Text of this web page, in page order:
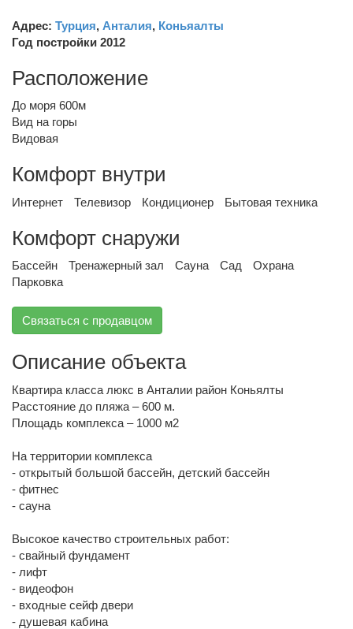
Адрес: Турция, Анталия, Коньяалты
Год постройки 2012
Расположение
До моря 600м
Вид на горы
Видовая
Комфорт внутри
Интернет Телевизор Кондиционер Бытовая техника
Комфорт снаружи
Бассейн Тренажерный зал Сауна Сад
Охрана
Парковка
Связаться с продавцом
Описание объекта
Квартира класса люкс в Анталии район Коньялты
Расстояние до пляжа – 600 м.
Площадь комплекса – 1000 м2
На территории комплекса
- открытый большой бассейн, детский бассейн
- фитнес
- сауна
Высокое качество строительных работ:
- свайный фундамент
- лифт
- видеофон
- входные сейф двери
- душевая кабина